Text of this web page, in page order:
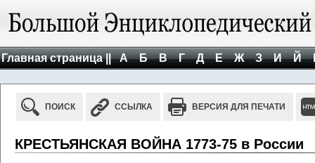
Главная страница || А Б В Г Д Е Ж З И Й
ПОИСК ССЫЛКА ВЕРСИЯ ДЛЯ ПЕЧАТИ
КРЕСТЬЯНСКАЯ ВОЙНА 1773-75 в России